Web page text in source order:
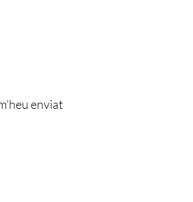
enviat